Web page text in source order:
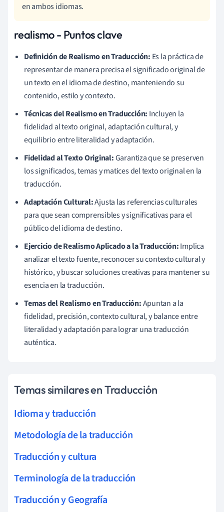
en ambos idiomas.
realismo - Puntos clave
Definición de Realismo en Traducción: Es la práctica de
representar de manera precisa el significado original de
un texto en el idioma de destino, manteniendo su
contenido, estilo y contexto.
Técnicas del Realismo en Traducción: Incluyen la
fidelidad al texto original, adaptación cultural, y
equilibrio entre literalidad y adaptación.
Fidelidad al Texto Original:Garantiza que se preserven
los significados, temas y matices del texto original en la
traducción.
Adaptación Cultural:Ajusta las referencias culturales
para que sean comprensibles y significativas para el
público del idioma de destino.
Ejercicio de Realismo Aplicado a la Traducción:Implica
analizar el texto fuente, reconocer su contexto cultural y
histórico, y buscar soluciones creativas para mantener su
esencia en la traducción.
Temas del Realismo en Traducción:Apuntan a la
fidelidad, precisión, contexto cultural, y balance entre
literalidad y adaptación para lograr una traducción
auténtica.
Temas similares en Traducción
Idioma y traducción
Metodología de la traducción
Traducción y cultura
Terminología de la traducción
Traducción y Geografía